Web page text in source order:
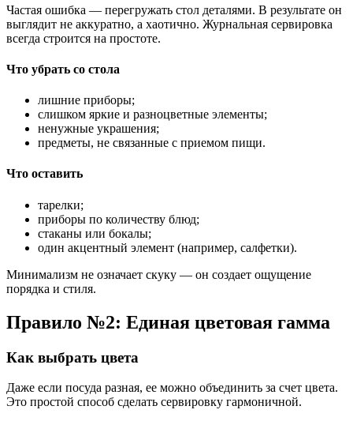
Частая ошибка — перегружать стол деталями. В результате он
выглядит не аккуратно, а хаотично. Журнальная сервировка
всегда строится на простоте.
Что убрать со стола
лишние приборы;
слишком яркие и разноцветные элементы;
ненужные украшения;
предметы, не связанные с приемом пищи.
Что оставить
тарелки;
приборы по количеству блюд;
стаканы или бокалы;
один акцентный элемент (например, салфетки).
Минимализм не означает скуку — он создает ощущение
порядка и стиля.
Правило №2: Единая цветовая гамма
Как выбрать цвета
Даже если посуда разная, ее можно объединить за счет цвета.
Это простой способ сделать сервировку гармоничной.